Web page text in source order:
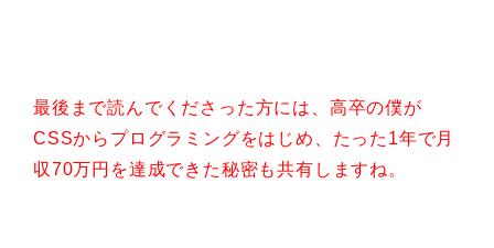
最後まで読んでくださった方には、高卒の僕が
CSSからプログラミングをはじめ、たった1年で月
収70万円を達成できた秘密も共有しますね。